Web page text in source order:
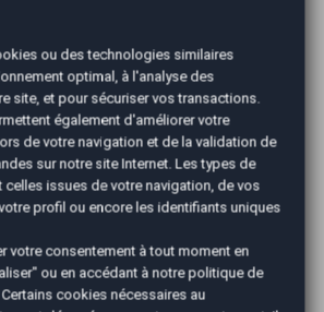
ACENTA - GARANTIE 12 MOIS -
ET LIMITEUR / CAMERA DE
VIERGE.
-
avez le possibilité de prolongez
jusqu’à 48 mois grâce à notre
acteur de référence depuis plus
et en Europe dans les domaines de la
ou des technologies similaires
optimal, à l'analyse des
site, et pour sécuriser vos transactions.
également d'améliorer votre
de votre navigation et de la validation de
sur notre site Internet. Les types de
issues de votre navigation, de vos
profil ou encore les identifiants uniques
votre consentement à tout moment en
ou en accédant à notre politique de
Certains cookies nécessaires au